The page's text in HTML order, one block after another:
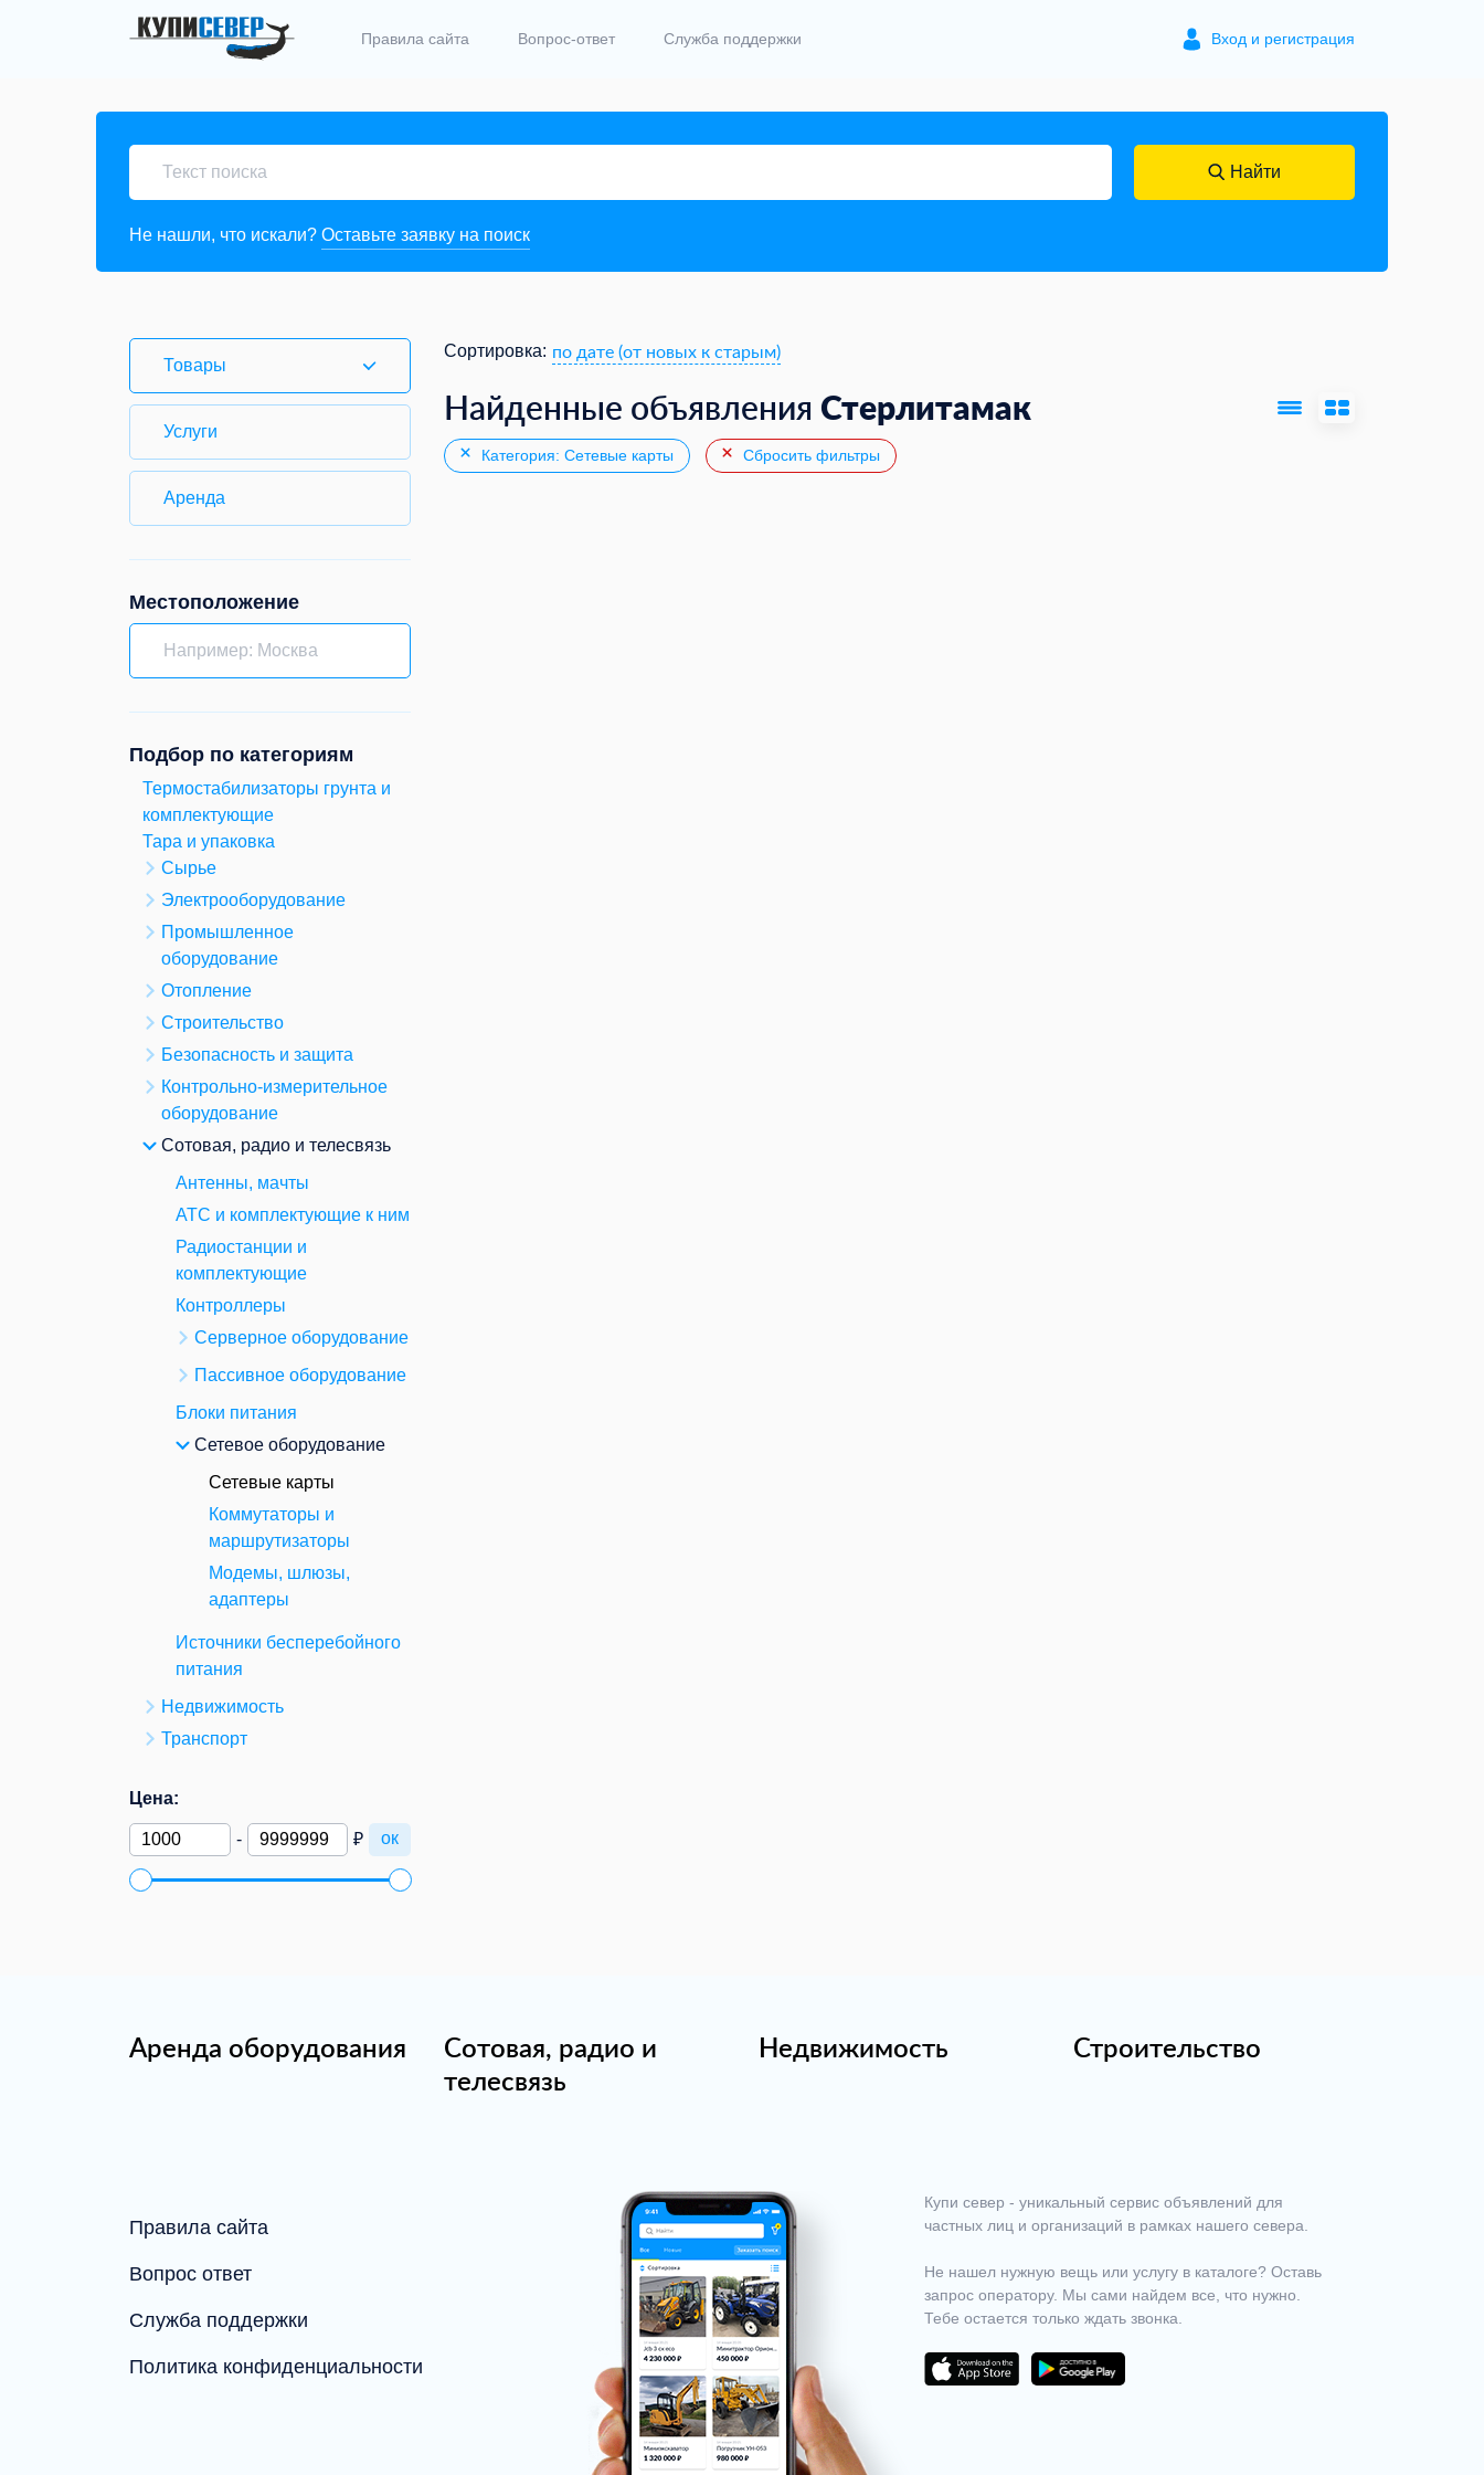
Правила сайта Вопрос-ответ Служба поддержки Вход и регистрация
Найти
Не нашли, что искали? Оставьте заявку на поиск
Товары
Услуги
Аренда
Местоположение
Подбор по категориям
Термостабилизаторы грунта и
комплектующие
Тара и упаковка
Сырье
Электрооборудование
Промышленное
оборудование
Отопление
Строительство
Безопасность и защита
Контрольно-измерительное
оборудование
Сотовая, радио и телесвязь
Антенны, мачты
АТС и комплектующие к ним
Радиостанции и
комплектующие
Контроллеры
Серверное оборудование
Пассивное оборудование
Блоки питания
Сетевое оборудование
Сетевые карты
Коммутаторы и
маршрутизаторы
Модемы, шлюзы,
адаптеры
Источники бесперебойного
питания
Недвижимость
Транспорт
Цена:
- ₽ ок
Сортировка: по дате (от новых к старым)
Найденные объявления Стерлитамак
Категория: Сетевые карты Сбросить фильтры
Аренда оборудования
Сотовая, радио и
телесвязь
Недвижимость Строительство
Правила сайта
Вопрос ответ
Служба поддержки
Политика конфиденциальности
Купи север - уникальный сервис объявлений для
частных лиц и организаций в рамках нашего севера.
Не нашел нужную вещь или услугу в каталоге? Оставь
запрос оператору. Мы сами найдем все, что нужно.
Тебе остается только ждать звонка.